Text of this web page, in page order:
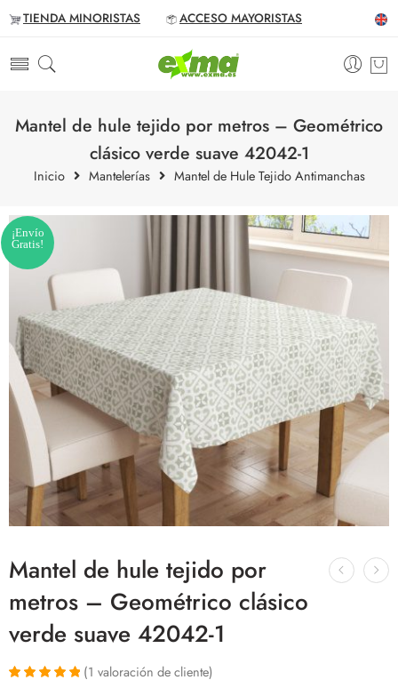
TIENDA MINORISTAS ACCESO MAYORISTAS
Mantel de hule tejido por metros – Geométrico
clásico verde suave 42042-1
Inicio Mantelerías Mantel de Hule Tejido Antimanchas
¡Envío
Gratis!
Mantel de hule tejido por
metros – Geométrico clásico
verde suave 42042-1
(1 valoración de cliente)